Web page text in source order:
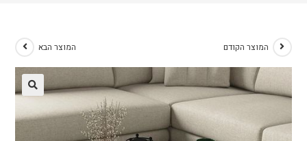
המוצר הקודם המוצר הבא